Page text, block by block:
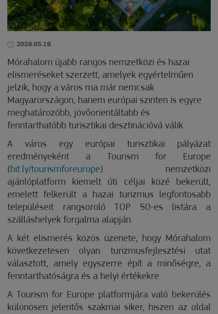
2026.05.19.
Mórahalom újabb rangos nemzetközi és hazai
elismeréseket szerzett, amelyek egyértelműen
jelzik, hogy a város ma már nemcsak
Magyarországon, hanem európai szinten is egyre
meghatározóbb, jövőorientáltabb és
fenntarthatóbb turisztikai desztinációvá válik.
A város egy európai turisztikai pályázat
eredményeként a Tourism for Europe
(bit.ly/tourismforeurope) nemzetközi
ajánlóplatform kiemelt úti céljai közé bekerült,
emelett felkerült a hazai turizmus legfontosabb
településeit rangsoroló TOP 50-es listára a
szálláshelyek forgalma alapján.
A két elismerés közös üzenete, hogy Mórahalom
következetesen olyan turizmusfejlesztési utat
választott, amely egyszerre épít a minőségre, a
fenntarthatóságra és a helyi értékekre.
A Tourism for Europe platformjára való bekerülés
különösen jelentős szakmai siker, hiszen az oldal